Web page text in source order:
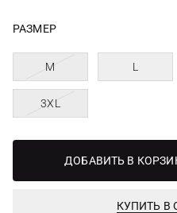
РАЗМЕР
M L
3XL
ДОБАВИТЬ В
КУПИТЬ В